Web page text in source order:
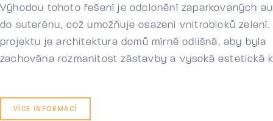
Výhodou tohoto řešení je odclonění zaparkovaných
do suterénu, což umožňuje osazení vnitrobloků zelení.
projektu je architektura domů mírně odlišná, aby byla
zachována rozmanitost zástavby a vysoká estetická
VÍCE INFORMACÍ